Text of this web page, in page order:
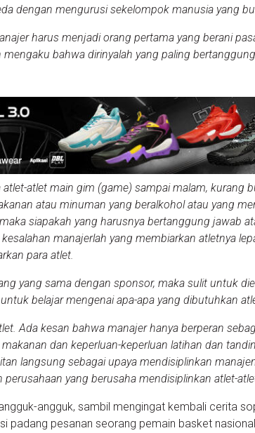
dengan mengurusi sekelompok manusia yang
harus menjadi orang pertama yang berani
bahwa dirinyalah yang paling
atlet main gim (game) sampai malam, kurang
atau minuman yang beralkohol atau yang
siapakah yang harusnya bertanggung jawab
manajerlah yang membiarkan atletnya
para atlet.
yang sama dengan sponsor, maka sulit untuk
belajar mengenai apa-apa yang dibutuhkan
Ada kesan bahwa manajer hanya berperan
dan keperluan-keperluan latihan dan
langsung sebagai upaya mendisiplinkan
yang berusaha mendisiplinkan atlet-
angguk, sambil mengingat kembali cerita
padang pesanan seorang pemain basket